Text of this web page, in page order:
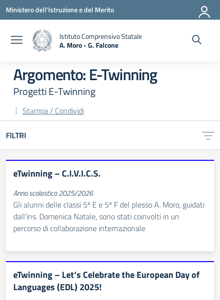
Vai ai contenuti
Vai al menu di navigazione
Vai al footer
Ministero dell'Istruzione e del Merito
Istituto Comprensivo Statale
A. Moro - G. Falcone
Argomento: E-Twinning
Progetti E-Twinning
Stampa / Condividi
FILTRI
eTwinning – C.I.V.I.C.S.
Anno scolastico 2025/2026
Gli alunni delle classi 5ª E e 5ª F del plesso A. Moro, guidati
dall’ins. Domenica Natale, sono stati coinvolti in un
percorso di collaborazione internazionale
eTwinning – Let’s Celebrate the European Day of
Languages (EDL) 2025!